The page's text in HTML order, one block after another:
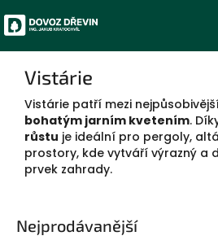
na
obsah
Vistárie
Vistárie patří mezi
bohatým jarním kvetením.
růstu je ideální pro pergoly,
prostory, kde vytváří výrazný a
prvek zahrady.
Nejprodávanější